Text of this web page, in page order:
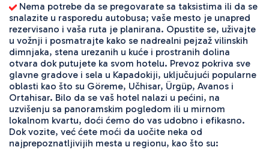
Nema potrebe da se pregovarate sa taksistima ili da se
snalazite u rasporedu autobusa; vaše mesto je unapred
rezervisano i vaša ruta je planirana. Opustite se, uživajte
u vožnji i posmatrajte kako se nadrealni pejzaž vilinskih
dimnjaka, stena urezanih u kuće i prostranih dolina
otvara dok putujete ka svom hotelu. Prevoz pokriva sve
glavne gradove i sela u Kapadokiji, uključujući popularne
oblasti kao što su Göreme, Učhisar, Ürgüp, Avanos i
Ortahisar. Bilo da se vaš hotel nalazi u pećini, na
uzvišenju sa panoramskim pogledom ili u mirnom
lokalnom kvartu, doći ćemo do vas udobno i efikasno.
Dok vozite, već ćete moći da uočite neka od
najprepoznatljivijih mesta u regionu, kao što su: